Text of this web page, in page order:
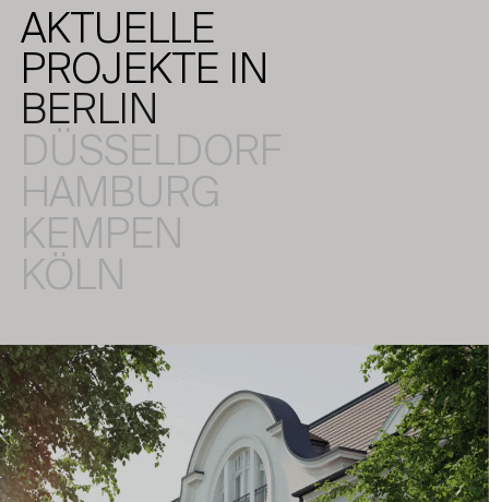
AKTUELLE
PROJEKTE IN
BERLIN
DÜSSELDORF
HAMBURG
KEMPEN
KÖLN